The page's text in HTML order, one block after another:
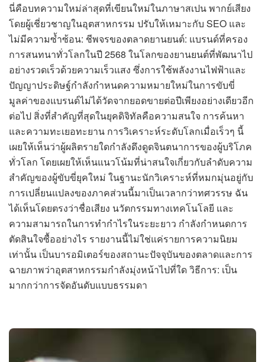
นี่คือบทความใหม่ล่าสุดที่เขียนใหม่ในภาษาสเปน พากย์เสียง
โดยผู้เชี่ยวชาญในอุตสาหกรรม ปรับให้เหมาะกับ SEO และ
ไม่มีความซ้ำซ้อน: ชีพจรของตลาดยานยนต์: แบรนด์ที่ครอง
การสนทนาทั่วโลกในปี 2568 ในโลกของยานยนต์ที่พัฒนาไป
อย่างรวดเร็วด้วยความเร็วแสง ซึ่งการใช้พลังงานไฟฟ้าและ
ปัญญาประดิษฐ์กำลังกำหนดความหมายใหม่ในการขับขี่
มูลค่าของแบรนด์ไม่ได้วัดจากยอดขายต่อปีเพียงอย่างเดียวอีก
ต่อไป สิ่งที่สำคัญที่สุดในยุคดิจิทัลคือความสนใจ การค้นหา
และความทะเยอทะยาน การวิเคราะห์ระดับโลกเมื่อเร็วๆ นี้
เผยให้เห็นว่าผู้ผลิตรายใดกำลังดึงดูดจินตนาการของผู้บริโภค
ทั่วโลก โดยเผยให้เห็นแนวโน้มที่น่าสนใจเกี่ยวกับลำดับความ
สำคัญของผู้ขับขี่ยุคใหม่ ในฐานะนักวิเคราะห์ที่หมกมุ่นอยู่กับ
การเปลี่ยนแปลงของภาคส่วนนี้มาเป็นเวลากว่าทศวรรษ ฉัน
ได้เห็นโดยตรงว่าชื่อเสียง นวัตกรรมทางเทคโนโลยี และ
ความสามารถในการทำกำไรในระยะยาว กำลังกำหนดการ
ตัดสินใจซื้ออย่างไร รายงานนี้ไม่ใช่แค่รายการความนิยม
เท่านั้น เป็นบารอมิเตอร์ของสถานะปัจจุบันของตลาดและการ
ฉายภาพว่าอุตสาหกรรมกำลังมุ่งหน้าไปที่ใด วิธีการ: เป็น
มากกว่าการจัดอันดับแบบธรรมดา